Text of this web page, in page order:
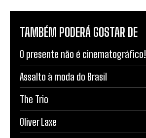
TAMBÉM PODERÁ GOSTAR DE
O presente não é cinematográfico!
Assalto à moda do Brasil
The Trio
Oliver Laxe